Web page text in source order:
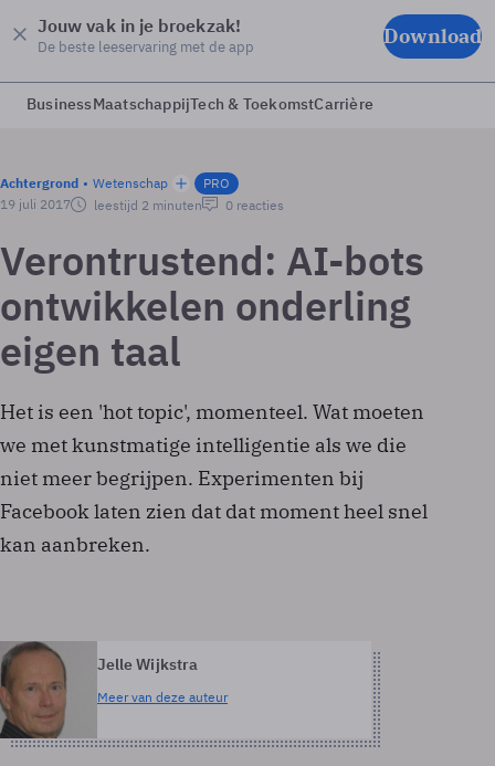
Jouw vak in je broekzak!
De beste leeservaring met de app Download
BusinessMaatschappijTech & ToekomstCarrière
Achtergrond Wetenschap
PRO
19 juli 2017
leestijd 2 minuten 0 reacties
Verontrustend: AI-bots
ontwikkelen onderling
eigen taal
Het is een 'hot topic', momenteel. Wat moeten
we met kunstmatige intelligentie als we die
niet meer begrijpen. Experimenten bij
Facebook laten zien dat dat moment heel snel
kan aanbreken.
Jelle Wijkstra
Meer van deze auteur